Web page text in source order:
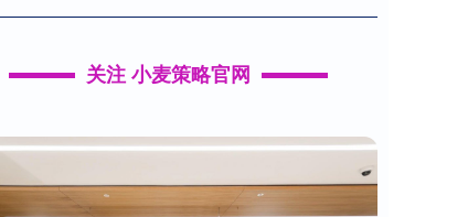
关注 小麦策略官网